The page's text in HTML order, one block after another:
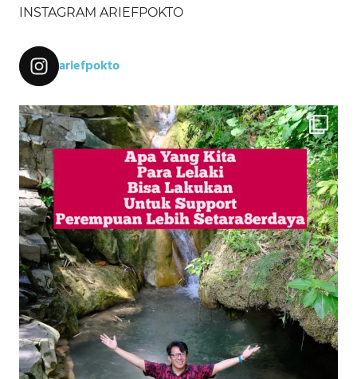
INSTAGRAM ARIEFPOKTO
ariefpokto